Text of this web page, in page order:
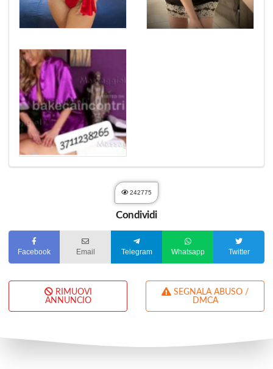
242775
Condividi
Facebook Email Telegram Whatsapp Twitter
RIMUOVI
ANNUNCIO
DMCA